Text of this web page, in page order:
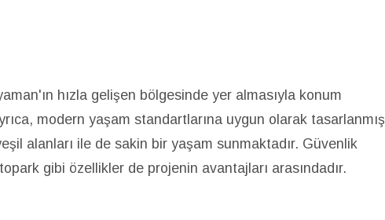
hızla gelişen bölgesinde yer almasıyla konum
modern yaşam standartlarına uygun olarak tasarlanmış
alanları ile de sakin bir yaşam sunmaktadır. Güvenlik
gibi özellikler de projenin avantajları arasındadır.